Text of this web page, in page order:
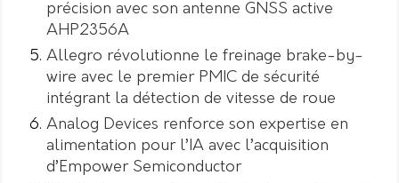
précision avec son antenne GNSS active
AHP2356A
Allegro révolutionne le freinage brake-by-
wire avec le premier PMIC de sécurité
intégrant la détection de vitesse de roue
Analog Devices renforce son expertise en
alimentation pour l’IA avec l’acquisition
d’Empower Semiconductor